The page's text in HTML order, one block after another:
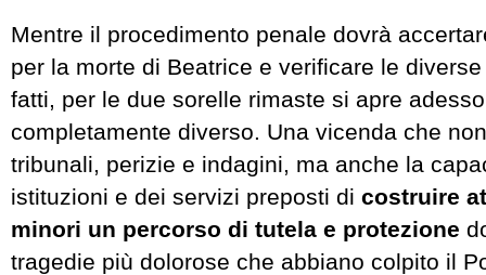
Mentre il procedimento penale dovrà
per la morte di Beatrice e verificare le
fatti, per le due sorelle rimaste si apre
completamente diverso. Una vicenda che
tribunali, perizie e indagini, ma anche la
istituzioni e dei servizi preposti di costruire
minori un percorso di tutela e protezione
tragedie più dolorose che abbiano colpito il